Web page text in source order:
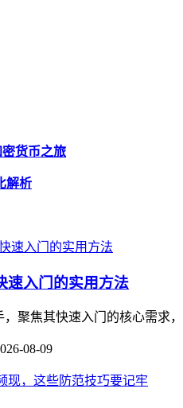
货币之旅
解析
速入门的实用方法
聚焦其快速入门的核心需求
08-09